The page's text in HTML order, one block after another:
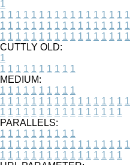
1
1 1 1 1 1 1 1 1 1 1 1 1 1 1 1 1 1
1 1 1 1 1 1 1 1 1 1 1 1 1 1 1 1 1
1 1 1 1 1 1 1 1 1 1 1 1 1 1 1 1 1
CUTTLY OLD:
1
1 1 1 1 1 1 1 1 1 1
MEDIUM:
1 1 1 1 1 1 1 1 1 1
1 1 1 1 1 1 1 1 1 1 1 1 1 1 1 1 1
1 1 1 1 1 1 1 1 1 1 1 1 1 1 1 1
PARALLELS:
1 1 1 1 1 1 1 1 1 1
1 1 1 1 1 1 1 1 1 1 1 1 1 1 1 1 1
1 1 1 1 1 1 1 1 1 1 1 1 1 1 1 1